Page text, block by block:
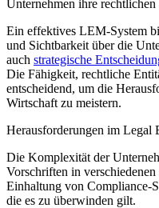
Unternehmen ihre
Ein effektives LEM-System
und Sichtbarkeit über die
auch strategische
Die Fähigkeit, rechtliche
entscheidend, um die
Wirtschaft zu meistern.
Herausforderungen im Legal
Die Komplexität der
Vorschriften in
Einhaltung von Compliance-
die es zu überwinden gilt.